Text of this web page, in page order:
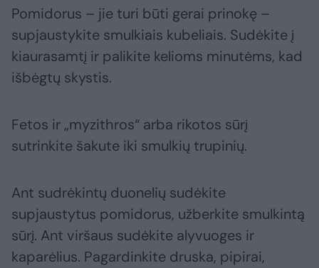
Pomidorus – jie turi būti gerai prinokę –
supjaustykite smulkiais kubeliais. Sudėkite į
kiaurasamtį ir palikite kelioms minutėms, kad
išbėgtų skystis.
Fetos ir „myzithros“ arba rikotos sūrį
sutrinkite šakute iki smulkių trupinių.
Ant sudrėkintų duonelių sudėkite
supjaustytus pomidorus, užberkite smulkintą
sūrį. Ant viršaus sudėkite alyvuoges ir
kaparėlius. Pagardinkite druska, pipirai,